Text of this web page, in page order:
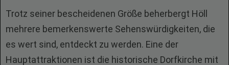
Trotz seiner bescheidenen Größe beherbergt Höll
mehrere bemerkenswerte Sehenswürdigkeiten, die
es wert sind, entdeckt zu werden. Eine der
Hauptattraktionen ist die historische Dorfkirche mit